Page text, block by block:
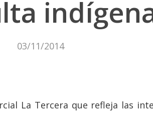
03/11/2014
La Tercera que refleja las